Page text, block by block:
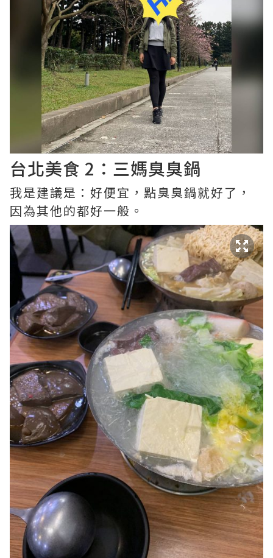
台北美食 2：三媽臭臭鍋
我是建議是：好便宜，點臭臭鍋就好了，
因為其他的都好一般。